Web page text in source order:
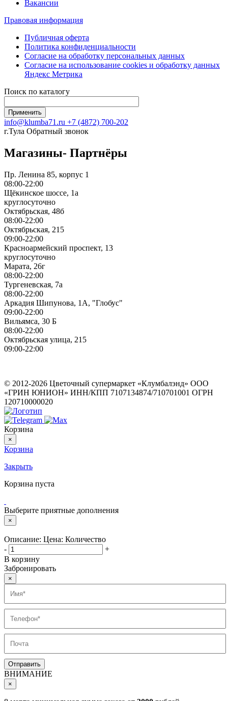
Вакансии
Правовая информация
Публичная оферта
Политика конфиденциальности
Согласие на обработку персональных данных
Согласие на использование сookies и обработку данных
Яндекс Метрика
Поиск по каталогу
info@klumba71.ru +7 (4872) 700-202
г.Тула Обратный звонок
Магазины- Партнёры
Пр. Ленина 85, корпус 1
08:00-22:00
Щёкинское шоссе, 1а
круглосуточно
Октябрьская, 48б
08:00-22:00
Октябрьская, 215
09:00-22:00
Красноармейский проспект, 13
круглосуточно
Марата, 26г
08:00-22:00
Тургеневская, 7а
08:00-22:00
Аркадия Шипунова, 1А, "Глобус"
09:00-22:00
Вильямса, 30 Б
08:00-22:00
Октябрьская улица, 215
09:00-22:00
© 2012-2026 Цветочный супермаркет «Клумбалэнд» ООО
«ГРИН ЮНИОН» ИНН/КПП 7107134874/710701001 ОГРН
120710000020
Корзина
×
Корзина
Закрыть
Корзина пуста
Выберите приятные дополнения
×
Описание: Цена: Количество
-
+
В корзину
Забронировать
×
ВНИМАНИЕ
×